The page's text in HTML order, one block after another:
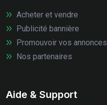
Acheter et vendre
Publicité bannière
Promouvoir vos annonces
Nos partenaires
Aide & Support